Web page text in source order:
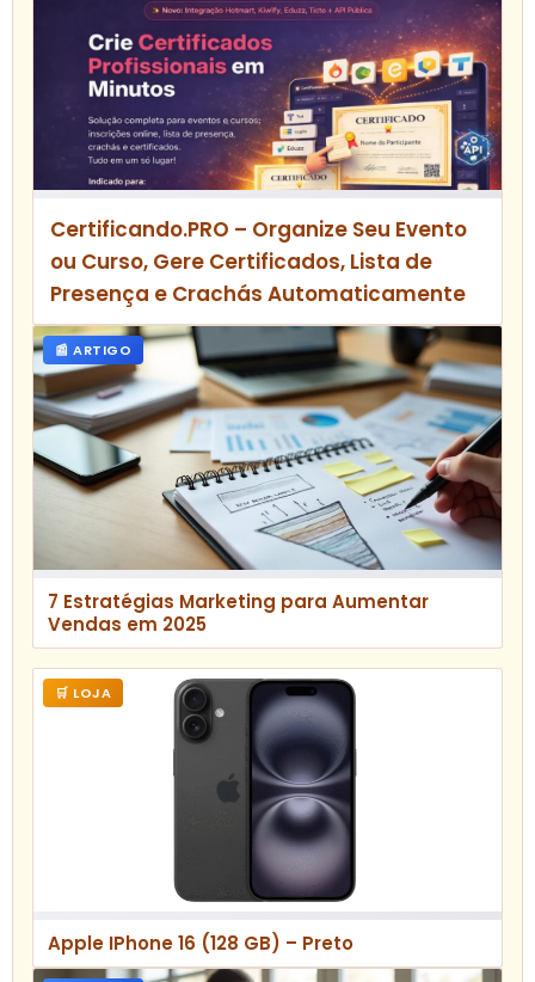
Certificando.PRO – Organize Seu Evento
ou Curso, Gere Certificados, Lista de
Presença e Crachás Automaticamente
📰 ARTIGO
7 Estratégias Marketing para Aumentar
Vendas em 2025
🛒 LOJA
Apple IPhone 16 (128 GB) – Preto